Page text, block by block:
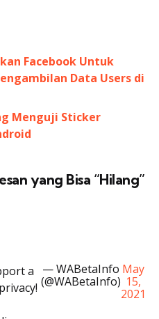
Facebook Untuk
Data Users di
Menguji Sticker
yang Bisa “Hilang”
a
— WABetaInfo
(@WABetaInfo)
May
15,
2021